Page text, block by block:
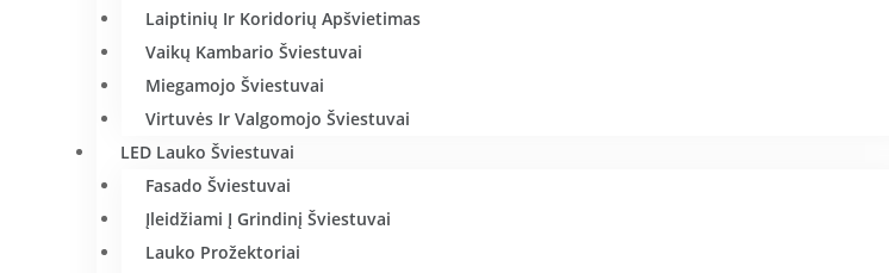
Laiptinių Ir Koridorių Apšvietimas
Vaikų Kambario Šviestuvai
Miegamojo Šviestuvai
Virtuvės Ir Valgomojo Šviestuvai
LED Lauko Šviestuvai
Fasado Šviestuvai
Įleidžiami Į Grindinį Šviestuvai
Lauko Prožektoriai